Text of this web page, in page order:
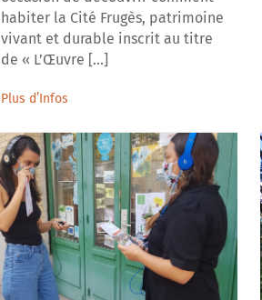
habiter la Cité Frugès, patrimoine
vivant et durable inscrit au titre
de « L’Œuvre [...]
Plus d’Infos